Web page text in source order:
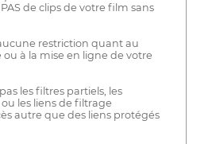
de clips de votre film sans
restriction quant au
à la mise en ligne de votre
les filtres partiels, les
les liens de filtrage
autre que des liens protégés